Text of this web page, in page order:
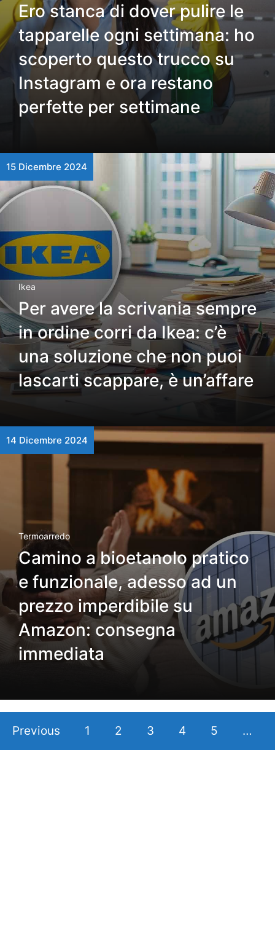
Ero stanca di dover pulire le
tapparelle ogni settimana: ho
scoperto questo trucco su
Instagram e ora restano
perfette per settimane
15 Dicembre 2024
Ikea
Per avere la scrivania sempre
in ordine corri da Ikea: c’è
una soluzione che non puoi
lascarti scappare, è un’affare
14 Dicembre 2024
Termoarredo
Camino a bioetanolo pratico
e funzionale, adesso ad un
prezzo imperdibile su
Amazon: consegna
immediata
Previous 1 2 3 4 5 …